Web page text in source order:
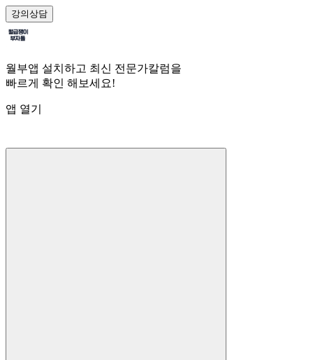
강의상담
월부앱 설치하고 최신 전문가칼럼을
빠르게 확인 해보세요!
앱 열기